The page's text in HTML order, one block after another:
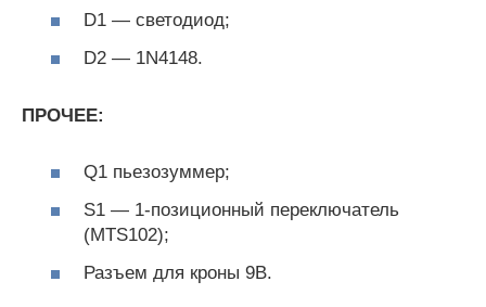
D1 — светодиод;
D2 — 1N4148.
ПРОЧЕЕ:
Q1 пьезозуммер;
S1 — 1-позиционный переключатель
(MTS102);
Разъем для кроны 9В.